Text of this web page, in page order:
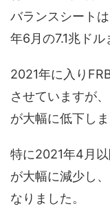
バランスシート
年6月の7.1兆ドル
2021年に入り
させていますが
が大幅に低下しま
特に2021年4月
が大幅に減少し
なりました。